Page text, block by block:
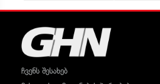
ჩვენს შესახებ